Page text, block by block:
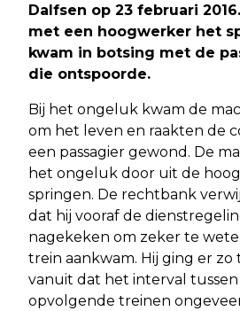
Dalfsen op 23 februari
met een hoogwerker het
kwam in botsing met de
die ontspoorde.
Bij het ongeluk kwam de
om het leven en raakten de
een passagier gewond. De
het ongeluk door uit de
springen. De rechtbank
dat hij vooraf de
nagekeken om zeker te
trein aankwam. Hij ging er
vanuit dat het interval
opvolgende treinen